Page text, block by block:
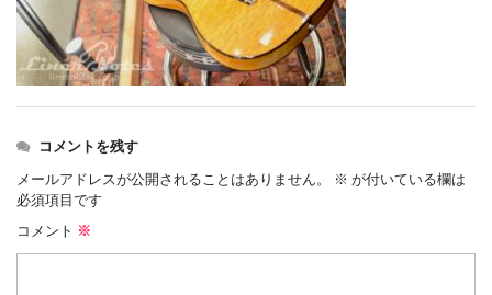
コメントを残す
メールアドレスが公開されることはありません。 ※ が付いている欄は
必須項目です
コメント ※